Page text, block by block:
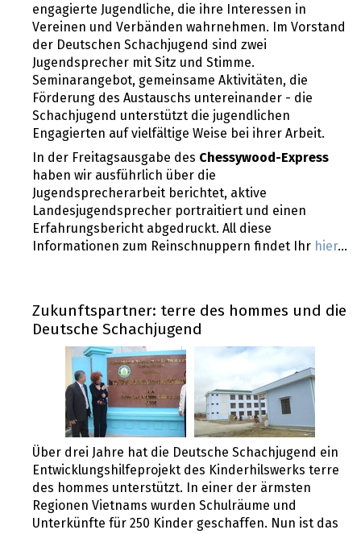
engagierte Jugendliche, die ihre Interessen in
Vereinen und Verbänden wahrnehmen. Im Vorstand
der Deutschen Schachjugend sind zwei
Jugendsprecher mit Sitz und Stimme.
Seminarangebot, gemeinsame Aktivitäten, die
Förderung des Austauschs untereinander - die
Schachjugend unterstützt die jugendlichen
Engagierten auf vielfältige Weise bei ihrer Arbeit.
In der Freitagsausgabe des Chessywood-Express
haben wir ausführlich über die
Jugendsprecherarbeit berichtet, aktive
Landesjugendsprecher portraitiert und einen
Erfahrungsbericht abgedruckt. All diese
Informationen zum Reinschnuppern findet Ihr hier...
Zukunftspartner: terre des hommes und die
Deutsche Schachjugend
Über drei Jahre hat die Deutsche Schachjugend ein
Entwicklungshilfeprojekt des Kinderhilswerks terre
des hommes unterstützt. In einer der ärmsten
Regionen Vietnams wurden Schulräume und
Unterkünfte für 250 Kinder geschaffen. Nun ist das